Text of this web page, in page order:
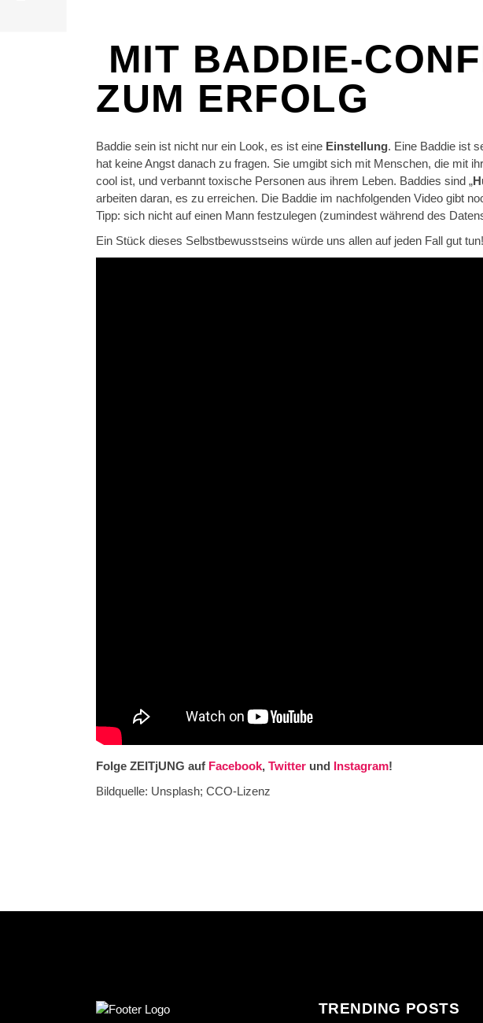
MIT BADDIE-
ZUM ERFOLG
Baddie sein ist nicht nur ein Look, es ist eine Einstellung. Eine Baddie ist
hat keine Angst danach zu fragen. Sie umgibt sich mit Menschen, die mit
cool ist, und verbannt toxische Personen aus ihrem Leben. Baddies sind „
arbeiten daran, es zu erreichen. Die Baddie im nachfolgenden Video gibt
Tipp: sich nicht auf einen Mann festzulegen (zumindest während des
Ein Stück dieses Selbstbewusstseins würde uns allen auf jeden Fall gut tun!
Folge ZEITjUNG auf Facebook, Twitter und Instagram!
Bildquelle: Unsplash; CCO-Lizenz
TRENDING POSTS